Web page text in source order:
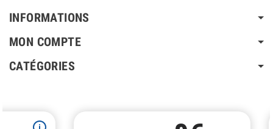
INFORMATIONS
MON COMPTE
CATÉGORIES